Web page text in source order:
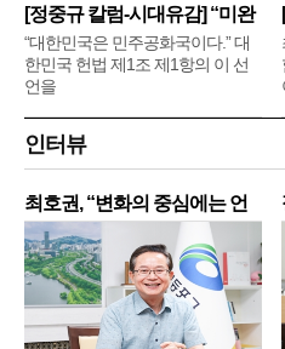
[정중규 칼럼-시대유감] “미완
“대한민국은 민주공화국이다.” 대
한민국 헌법 제1조 제1항의 이 선
언을
인터뷰
최호권, “변화의 중심에는 언
제